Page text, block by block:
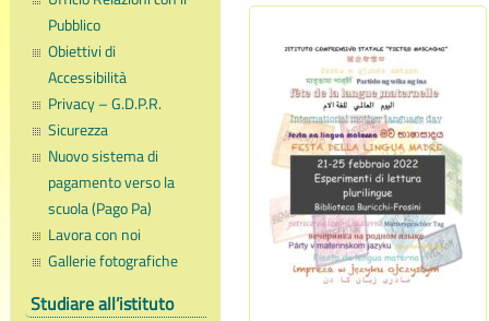
Pubblico
Obiettivi di
Accessibilità
Privacy – G.D.P.R.
Sicurezza
Nuovo sistema di
pagamento verso la
scuola (Pago Pa)
Lavora con noi
Gallerie fotografiche
Studiare all’istituto